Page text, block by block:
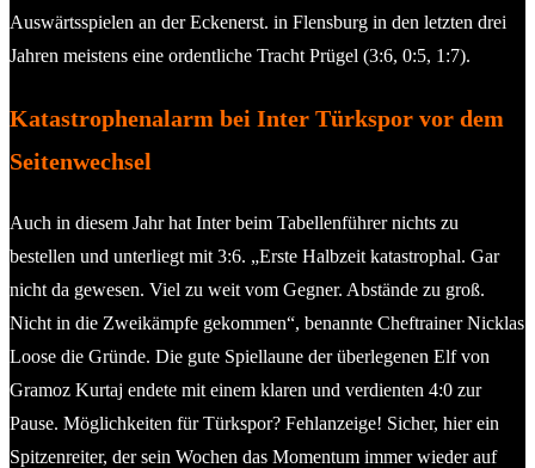
Auswärtsspielen an der Eckenerst. in Flensburg in den letzten drei
Jahren meistens eine ordentliche Tracht Prügel (3:6, 0:5, 1:7).
Katastrophenalarm bei Inter Türkspor vor dem
Seitenwechsel
Auch in diesem Jahr hat Inter beim Tabellenführer nichts zu
bestellen und unterliegt mit 3:6. „Erste Halbzeit katastrophal. Gar
nicht da gewesen. Viel zu weit vom Gegner. Abstände zu groß.
Nicht in die Zweikämpfe gekommen“, benannte Cheftrainer Nicklas
Loose die Gründe. Die gute Spiellaune der überlegenen Elf von
Gramoz Kurtaj endete mit einem klaren und verdienten 4:0 zur
Pause. Möglichkeiten für Türkspor? Fehlanzeige! Sicher, hier ein
Spitzenreiter, der sein Wochen das Momentum immer wieder auf